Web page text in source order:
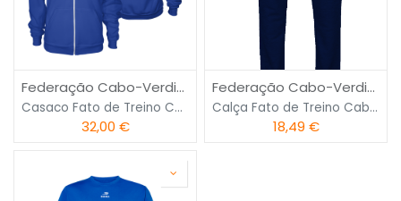
Federação Cabo-Verdiana de Basquetebol
Casaco Fato de Treino Cabo Verde
32,00 €
Federação Cabo-Verdiana de Basquetebol
Calça Fato de Treino Cabo Verde
18,49 €